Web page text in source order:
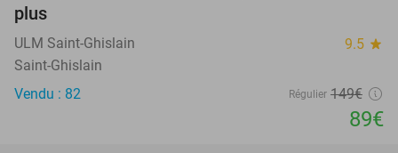
plus
ULM Saint-Ghislain 9.5 star
Saint-Ghislain
Vendu : 82
Régulier 149€
89€